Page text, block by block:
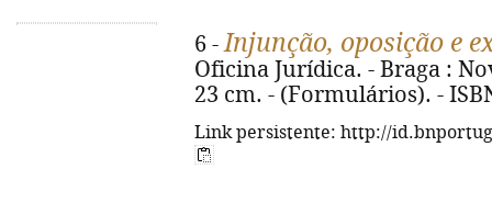
6 -Injunção, oposição e
Oficina Jurídica. - Braga :
23 cm. - (Formulários). -
Link persistente: http://